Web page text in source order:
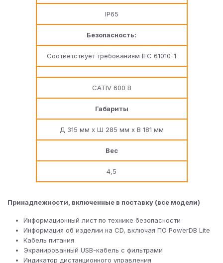
IP65
Безопасность:
Соответствует требованиям IEC 61010-1
CATIV 600 В
Габариты
Д 315 мм х Ш 285 мм х В 181 мм
Вес
4,5
Принадлежности, включенные в поставку (все модели)
Информационный лист по технике безопасности
Информация об изделии на CD, включая ПО PowerDB Lite
Кабель питания
Экранированный USB-кабель с фильтрами
Индикатор дистанционного управления